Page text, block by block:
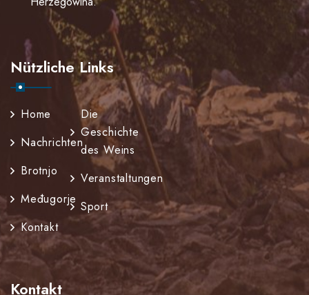
Nützliche Links
Home
Nachrichten
Brotnjo
Međugorje
Kontakt
Die
Geschichte
des Weins
Veranstaltungen
Sport
Kontakt